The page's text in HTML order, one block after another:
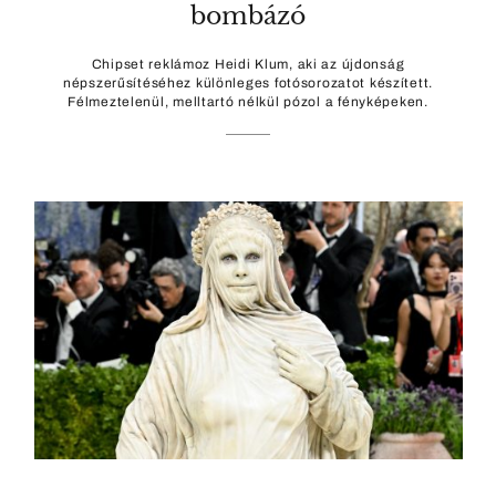
bombázó
Chipset reklámoz Heidi Klum, aki az újdonság
népszerűsítéséhez különleges fotósorozatot készített.
Félmeztelenül, melltartó nélkül pózol a fényképeken.